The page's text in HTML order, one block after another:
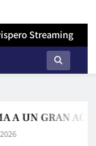
Streaming
A UN GRAN